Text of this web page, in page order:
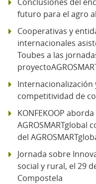
futuro para el agro
Cooperativas y
internacionales
Toubes a las
Internacionalización
competitividad de
KONFEKOOP
AGROSMARTglobal
del
Jornada sobre
social y rural, el 29
Compostela